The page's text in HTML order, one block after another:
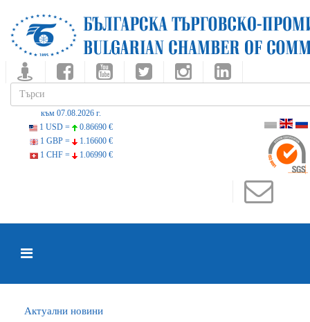
към 07.08.2026 г.
1 USD =
0.86690 €
1 GBP =
1.16600 €
1 CHF =
1.06990 €
Актуални новини